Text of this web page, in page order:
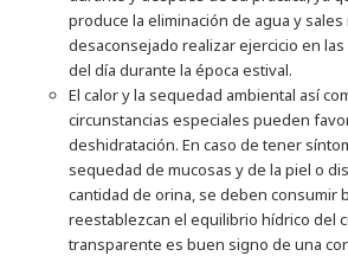
produce la eliminación de agua y sales
desaconsejado realizar ejercicio en
del día durante la época estival.
El calor y la sequedad ambiental así
circunstancias especiales pueden
deshidratación. En caso de tener
sequedad de mucosas y de la piel o
cantidad de orina, se deben consumir
reestablezcan el equilibrio hídrico del
transparente es buen signo de una